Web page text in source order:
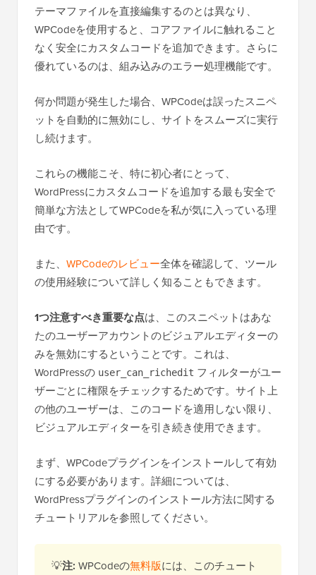
テーマファイルを直接編集するのとは異なり、
WPCodeを使用すると、コアファイルに触れること
なく安全にカスタムコードを追加できます。さらに
優れているのは、組み込みのエラー処理機能です。
何か問題が発生した場合、WPCodeは誤ったスニペ
ットを自動的に無効にし、サイトをスムーズに実行
し続けます。
これらの機能こそ、特に初心者にとって、
WordPressにカスタムコードを追加する最も安全で
簡単な方法としてWPCodeを私が気に入っている理
由です。
また、 WPCodeのレビュー全体を確認して、ツール
の使用経験について詳しく知ることもできます。
1つ注意すべき重要な点は、このスニペットはあな
たのユーザーアカウントのビジュアルエディターの
みを無効にするということです。これは、
WordPressの user_can_richedit フィルターがユー
ザーごとに権限をチェックするためです。サイト上
の他のユーザーは、このコードを適用しない限り、
ビジュアルエディターを引き続き使用できます。
まず、WPCodeプラグインをインストールして有効
にする必要があります。詳細については、
WordPressプラグインのインストール方法に関する
チュートリアルを参照してください。
💡注: WPCodeの無料版には、このチュート